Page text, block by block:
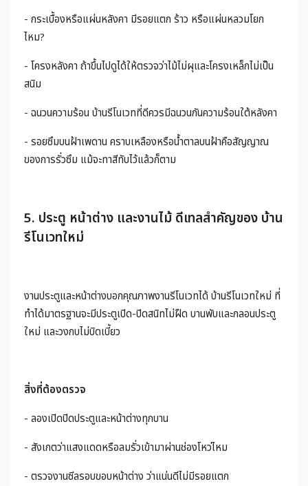
- กระเบื้องหรือแผ่นหลังคา มีรอยแตก ร้าว หรือแผ่นหลวมโยก
ไหม?
- โครงหลังคา ถ้าขึ้นไปดูได้ให้ตรวจว่าไม้ไม่ผุและโครงเหล็กไม่เป็น
สนิม
- ฉนวนความร้อน บ้านรีโนเวทที่ดีควรมีฉนวนกันความร้อนใต้หลังคา
- รอยซึมบนฝ้าเพดาน คราบเหลืองหรือน้ำตาลบนฝ้าคือสัญญาณ
ของการรั่วซึม แม้จะทาสีทับไว้แล้วก็ตาม
5. ประตู หน้าต่าง และงานไม้ ดีเทลสำคัญของ บ้าน
รีโนเวทใหม่
งานประตูและหน้าต่างบอกคุณภาพงานรีโนเวทได้ บ้านรีโนเวทใหม่ ที่
ทำได้มาตรฐานจะมีประตูเปิด-ปิดสนิทไม่ฝืด บานพับและกลอนประตู
ใหม่ และวงกบไม่บิดเบี้ยว
สิ่งที่ต้องตรวจ
- ลองเปิดปิดประตูและหน้าต่างทุกบาน
- สังเกตว่าแสงแดดหรือลมรั่วเข้ามาผ่านช่องโหว่ไหม
- ตรวจงานซีลรอบขอบหน้าต่าง ว่าแน่นดีไม่มีรอยแตก